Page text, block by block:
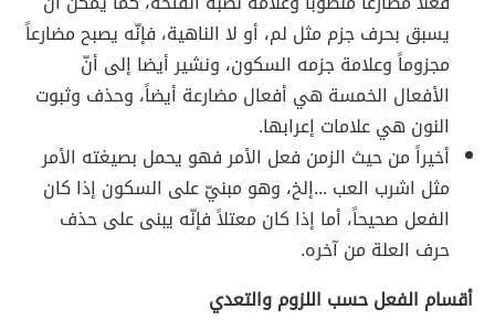
يسبق بحرف جزم مثل لم، أو لا الناهية، فإنّه يصبح مضارعاً
مجزوماً وعلامة جزمه السكون، ونشير أيضا إلى أنّ
الأفعال الخمسة هي أفعال مضارعة أيضاً، وحذف وثبوت
النون هي علامات إعرابها.
أخيراً من حيث الزمن فعل الأمر فهو يحمل بصيغته الأمر
مثل اشرب العب ...إلخ، وهو مبنيّ على السكون إذا كان
الفعل صحيحاً، أما إذا كان معتلاً فإنّه يبنى على حذف
حرف العلة من آخره.
أقسام الفعل حسب اللزوم والتعدي